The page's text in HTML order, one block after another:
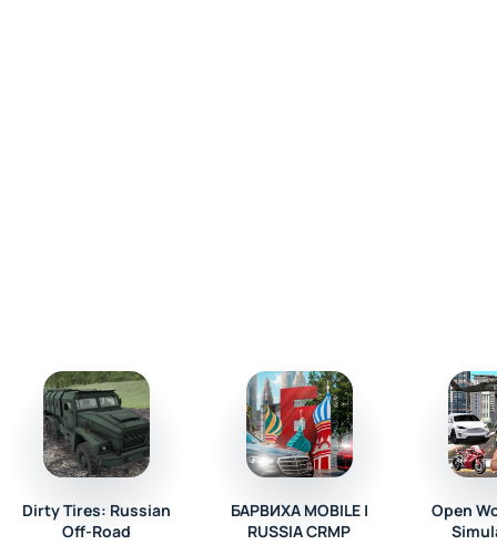
Dirty Tires: Russian
Off-Road
БАРВИХА MOBILE |
RUSSIA CRMP
Open